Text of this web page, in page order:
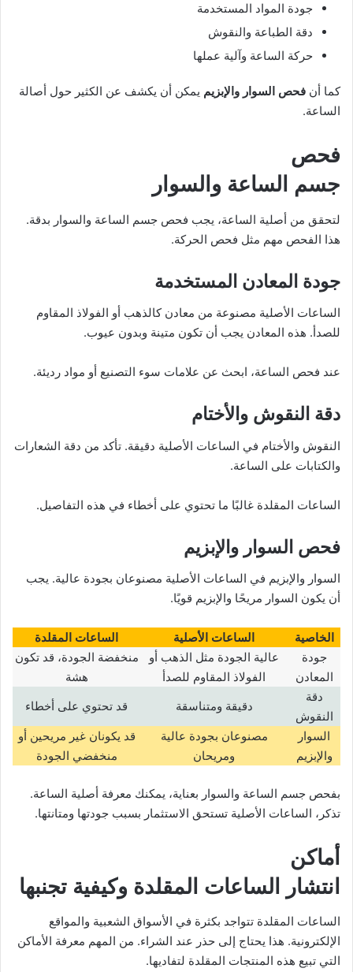
جودة المواد المستخدمة
دقة الطباعة والنقوش
حركة الساعة وآلية عملها
كما أن فحص السوار والإبزيم يمكن أن يكشف عن الكثير حول أصالة
الساعة.
فحص
جسم الساعة والسوار
لتحقق من أصلية الساعة، يجب فحص جسم الساعة والسوار بدقة.
هذا الفحص مهم مثل فحص الحركة.
جودة المعادن المستخدمة
الساعات الأصلية مصنوعة من معادن كالذهب أو الفولاذ المقاوم
للصدأ. هذه المعادن يجب أن تكون متينة وبدون عيوب.
عند فحص الساعة، ابحث عن علامات سوء التصنيع أو مواد رديئة.
دقة النقوش والأختام
النقوش والأختام في الساعات الأصلية دقيقة. تأكد من دقة الشعارات
والكتابات على الساعة.
الساعات المقلدة غالبًا ما تحتوي على أخطاء في هذه التفاصيل.
فحص السوار والإبزيم
السوار والإبزيم في الساعات الأصلية مصنوعان بجودة عالية. يجب
أن يكون السوار مريحًا والإبزيم قويًا.
الخاصية الساعات الأصلية
الساعات المقلدة
جودة
المعادن
عالية الجودة مثل الذهب أو
الفولاذ المقاوم للصدأ
منخفضة الجودة، قد تكون
هشة
دقة
النقوش
دقيقة ومتناسقة
قد تحتوي على أخطاء
السوار
والإبزيم
مصنوعان بجودة عالية
ومريحان
قد يكونان غير مريحين أو
منخفضي الجودة
بفحص جسم الساعة والسوار بعناية، يمكنك معرفة أصلية الساعة.
تذكر، الساعات الأصلية تستحق الاستثمار بسبب جودتها ومتانتها.
أماكن
انتشار الساعات المقلدة وكيفية تجنبها
الساعات المقلدة تتواجد بكثرة في الأسواق الشعبية والمواقع
الإلكترونية. هذا يحتاج إلى حذر عند الشراء. من المهم معرفة الأماكن
التي تبيع هذه المنتجات المقلدة لتفاديها.